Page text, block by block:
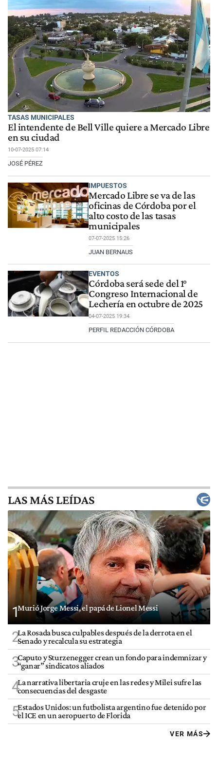
TASAS MUNICIPALES
El intendente de Bell Ville quiere a Mercado Libre
en su ciudad
10-07-2025 07:14
JOSÉ PÉREZ
IMPUESTOS
Mercado Libre se va de las
oficinas de Córdoba por el
alto costo de las tasas
municipales
07-07-2025 15:26
JUAN BERNAUS
EVENTOS
Córdoba será sede del 1°
Congreso Internacional de
Lechería en octubre de 2025
04-07-2025 19:34
PERFIL REDACCIÓN CÓRDOBA
LAS MÁS LEÍDAS
1Murió Jorge Messi, el papá de Lionel Messi
2La Rosada busca culpables después de la derrota en el
Senado y recalcula su estrategia
3Caputo y Sturzenegger crean un fondo para indemnizar y
“ganar” sindicatos aliados
4La narrativa libertaria cruje en las redes y Milei sufre las
consecuencias del desgaste
5Estados Unidos: un futbolista argentino fue detenido por
el ICE en un aeropuerto de Florida
VER MÁS